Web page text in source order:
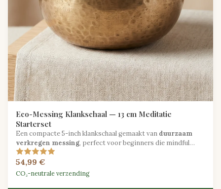
Eco-Messing Klankschaal — 13 cm Meditatie
Starterset
Een compacte 5-inch klankschaal gemaakt van duurzaam
verkregen messing, perfect voor beginners die mindful
klankpraktijken verkennen.
54,99 €
CO₂-neutrale verzending